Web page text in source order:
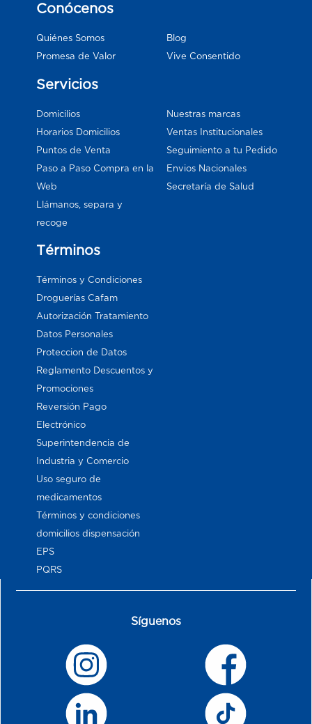
Conócenos
Quiénes Somos
Promesa de Valor
Blog
Vive Consentido
Servicios
Domicilios
Horarios Domicilios
Puntos de Venta
Paso a Paso Compra en la
Web
Llámanos, separa y
recoge
Nuestras marcas
Ventas Institucionales
Seguimiento a tu Pedido
Envios Nacionales
Secretaría de Salud
Términos
Términos y Condiciones
Droguerías Cafam
Autorización Tratamiento
Datos Personales
Proteccion de Datos
Reglamento Descuentos y
Promociones
Reversión Pago
Electrónico
Superintendencia de
Industria y Comercio
Uso seguro de
medicamentos
Términos y condiciones
domicilios dispensación
EPS
PQRS
Síguenos